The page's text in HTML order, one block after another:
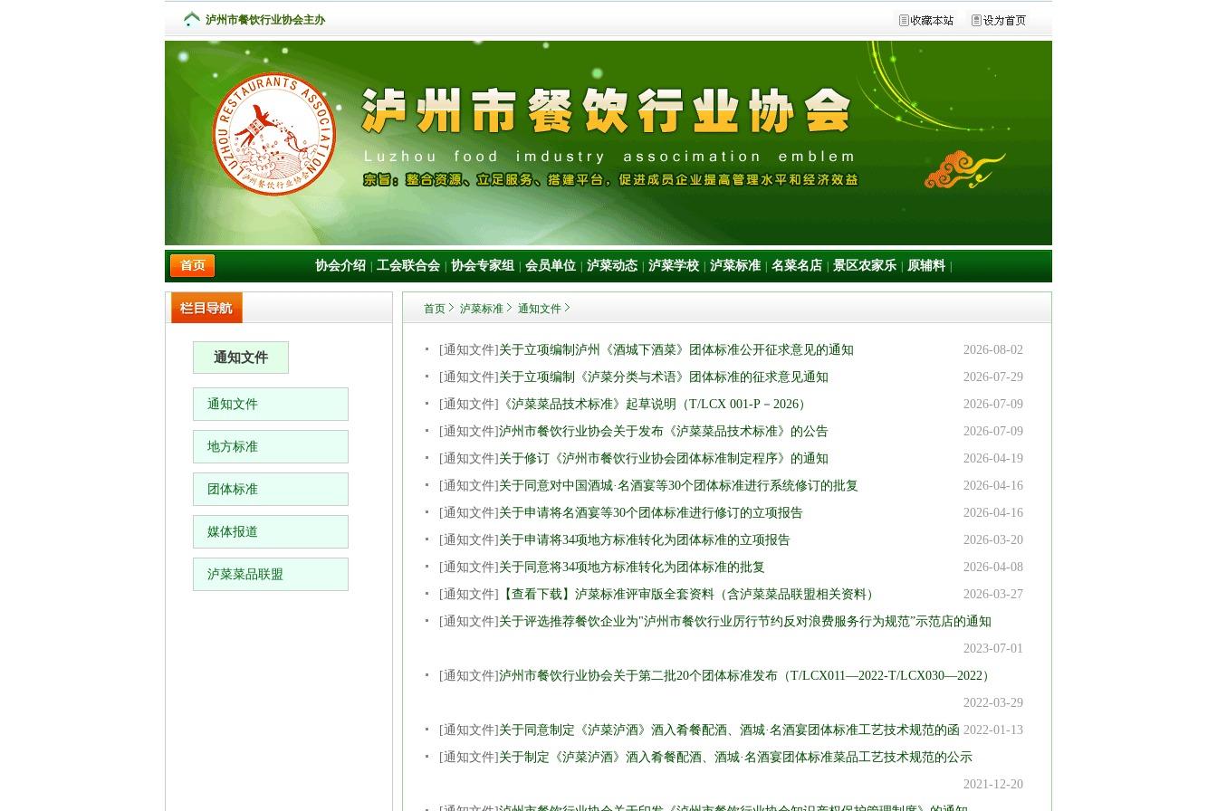
泸州市餐饮行业协会主办
协会介绍 工会联合会 协会专家组 会员单位 泸菜动态 泸菜学校 泸菜标准 名菜名店 景区农家乐 原辅料
通知文件
通知文件
地方标准
团体标准
媒体报道
泸菜菜品联盟
首页 泸菜标准 通知文件
[通知文件] 关于立项编制泸州《酒城下酒菜》团体标准公开征求意见的通知
2026-08-02
[通知文件] 关于立项编制《泸菜分类与术语》团体标准的征求意见通知
2026-07-29
[通知文件]
《泸菜菜品技术标准》起草说明（T/LCX 001-P－2026）
2026-07-09
[通知文件]泸州市餐饮行业协会关于发布《泸菜菜品技术标准》的公告
2026-07-09
[通知文件] 关于修订《泸州市餐饮行业协会团体标准制定程序》的通知
2026-04-19
[通知文件] 关于同意对中国酒城·名酒宴等30个团体标准进行系统修订的批复
2026-04-16
[通知文件] 关于申请将名酒宴等30个团体标准进行修订的立项报告
2026-04-16
[通知文件] 关于申请将34项地方标准转化为团体标准的立项报告
2026-03-20
[通知文件] 关于同意将34项地方标准转化为团体标准的批复
2026-04-08
[通知文件]
【查看下载】泸菜标准评审版全套资料（含泸菜菜品联盟相关资料）
2026-03-27
[通知文件] 关于评选推荐餐饮企业为"泸州市餐饮行业厉行节约反对浪费服务行为规范”示范店的通知
2023-07-01
[通知文件]泸州市餐饮行业协会关于第二批20个团体标准发布（T/LCX011—2022-T/LCX030—2022）
2022-03-29
[通知文件] 关于同意制定《泸菜泸酒》酒入肴餐配酒、酒城·名酒宴团体标准工艺技术规范的函 2022-01-13
[通知文件] 关于制定《泸菜泸酒》酒入肴餐配酒、酒城·名酒宴团体标准菜品工艺技术规范的公示
2021-12-20